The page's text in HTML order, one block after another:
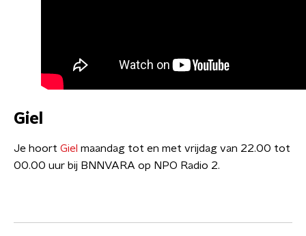
Giel
Je hoort Giel maandag tot en met vrijdag van 22.00 tot
00.00 uur bij BNNVARA op NPO Radio 2.